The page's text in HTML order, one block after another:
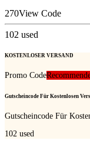
270View Code
102 used
KOSTENLOSER VERSAND
Promo Code
Gutscheincode Für Kostenlosen
Gutscheincode Für
102 used